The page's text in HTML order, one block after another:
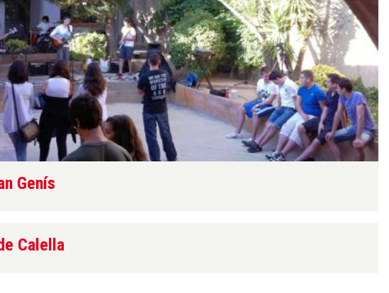
Genís
Calella